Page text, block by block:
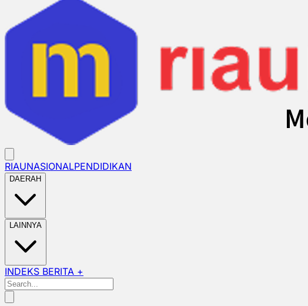
RIAUNASIONALPENDIDIKAN
DAERAH
LAINNYA
INDEKS BERITA +